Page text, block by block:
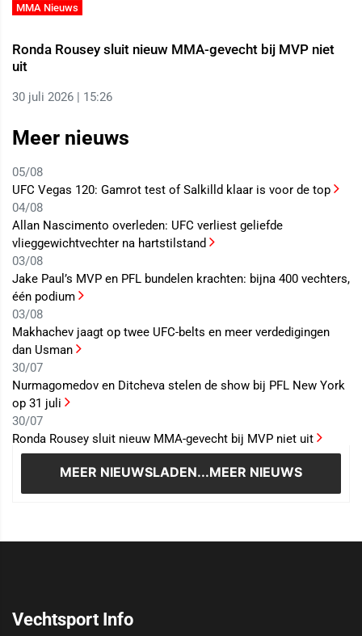
MMA Nieuws
Ronda Rousey sluit nieuw MMA-gevecht bij MVP niet
uit
30 juli 2026 | 15:26
Meer nieuws
05/08
UFC Vegas 120: Gamrot test of Salkilld klaar is voor de top
04/08
Allan Nascimento overleden: UFC verliest geliefde
vlieggewichtvechter na hartstilstand
03/08
Jake Paul’s MVP en PFL bundelen krachten: bijna 400 vechters,
één podium
03/08
Makhachev jaagt op twee UFC-belts en meer verdedigingen
dan Usman
30/07
Nurmagomedov en Ditcheva stelen de show bij PFL New York
op 31 juli
30/07
Ronda Rousey sluit nieuw MMA-gevecht bij MVP niet uit
MEER NIEUWSLADEN...MEER NIEUWS
Vechtsport Info